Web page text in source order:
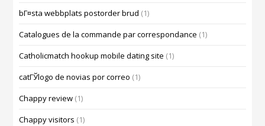
bГ¤sta webbplats postorder brud (1)
Catalogues de la commande par correspondance (1)
Catholicmatch hookup mobile dating site (1)
catГЎlogo de novias por correo (1)
Chappy review (1)
Chappy visitors (1)